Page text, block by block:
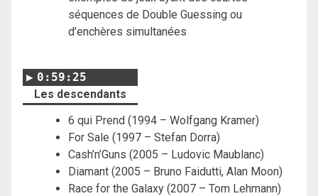
séquences de Double Guessing ou
d’enchères simultanées
0:59:25
Les descendants
6 qui Prend (1994 – Wolfgang Kramer)
For Sale (1997 – Stefan Dorra)
Cash’n’Guns (2005 – Ludovic Maublanc)
Diamant (2005 – Bruno Faidutti, Alan Moon)
Race for the Galaxy (2007 – Tom Lehmann)